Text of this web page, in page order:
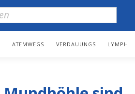
ATEMWEGS VERDAUUNGS LYMPH